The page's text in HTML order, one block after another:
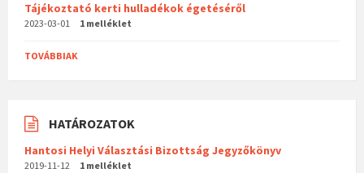
Tájékoztató kerti hulladékok égetéséről
2023-03-01 1 melléklet
TOVÁBBIAK
HATÁROZATOK
Hantosi Helyi Választási Bizottság Jegyzőkönyv
2019-11-12 1 melléklet